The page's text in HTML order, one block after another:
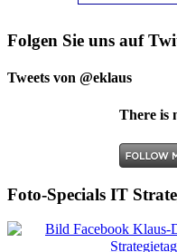
Folgen Sie uns auf
Tweets von @eklaus
There is
Foto-Specials IT